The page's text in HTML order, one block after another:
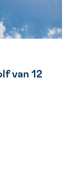
van 12